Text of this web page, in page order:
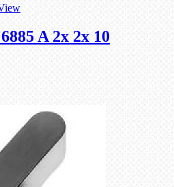
A 2x 2x 10